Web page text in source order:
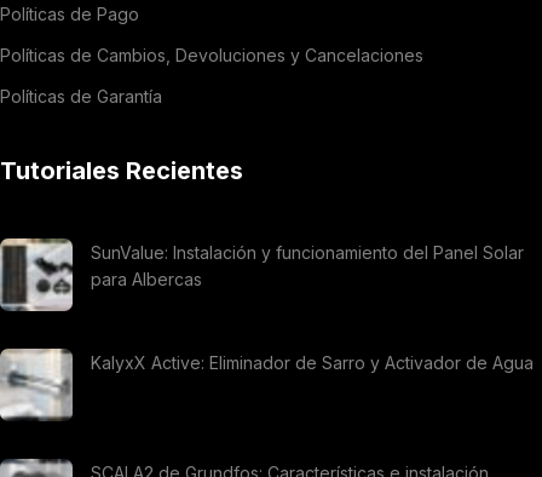
Políticas de Pago
Políticas de Cambios, Devoluciones y Cancelaciones
Políticas de Garantía
Tutoriales Recientes
SunValue: Instalación y funcionamiento del Panel Solar
para Albercas
KalyxX Active: Eliminador de Sarro y Activador de Agua
SCALA2 de Grundfos: Características e instalación